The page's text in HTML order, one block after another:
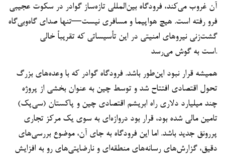
آن غروب می‌کند، فرودگاه بین‌المللی تازه‌ساز گوادر در سکوت عجیبی
فرو رفته است. هیچ هواپیما و مسافری نیست—تنها صدای گاه‌وبی‌گاه
گشت‌زنی نیروهای امنیتی در این تأسیساتی که تقریباً خالی
است به گوش می‌رسد.
همیشه قرار نبود این‌طور باشد. فرودگاه گوادر که با وعده‌های بزرگ
تحول اقتصادی افتتاح شد و توسط چین به عنوان بخشی از پروژه
چند میلیارد دلاری راه ابریشم اقتصادی چین و پاکستان (سی‌پک)
تامین مالی شده بود، قرار بود دروازه‌ای به سوی یک مرکز تجاری
پررونق جدید باشد. اما این فرودگاه به جای آن، موضوع بررسی‌های
دقیق، گزارش‌های رسانه‌های منطقه‌ای و نارضایتی‌های رو به افزایش